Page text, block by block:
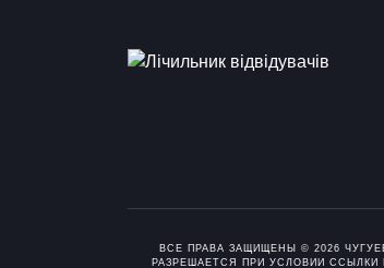
ВСЕ ПРАВА ЗАЩИЩЕНЫ © 2026
РАЗРЕШАЕТСЯ ПРИ УСЛОВИИ